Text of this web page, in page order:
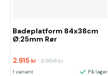
Badeplatform 84x38cm
Ø:25mm Rør
2.615 kr 2.906kr
1 variant På lager